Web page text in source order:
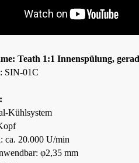
Teath 1:1 Innenspülung,
SIN-01C
Kühlsystem
ca. 20.000 U/min
φ2,35 mm